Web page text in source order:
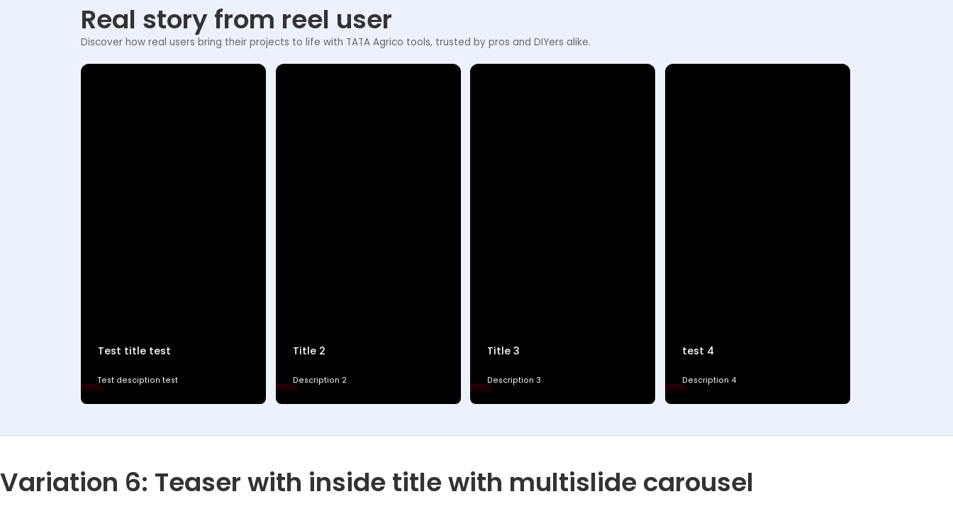
Real story from reel user
Discover how real users bring their projects to life with TATA Agrico tools, trusted by pros and DIYers alike.
Test title test
Test desciption test
Title 2
Description 2
Title 3
Description 3
test 4
Description 4
Variation 6: Teaser with inside title with multislide carousel